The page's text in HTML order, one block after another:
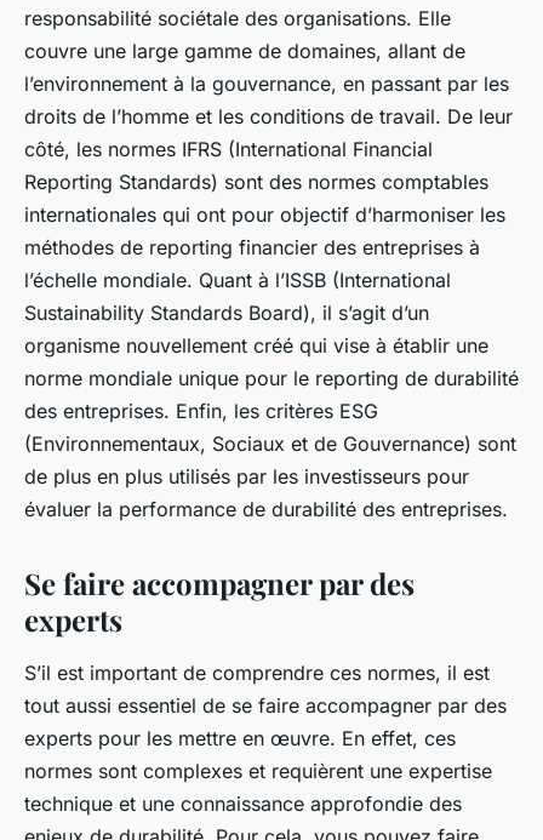
responsabilité sociétale des organisations. Elle
couvre une large gamme de domaines, allant de
l’environnement à la gouvernance, en passant par les
droits de l’homme et les conditions de travail. De leur
côté, les normes IFRS (International Financial
Reporting Standards) sont des normes comptables
internationales qui ont pour objectif d’harmoniser les
méthodes de reporting financier des entreprises à
l’échelle mondiale. Quant à l’ISSB (International
Sustainability Standards Board), il s’agit d’un
organisme nouvellement créé qui vise à établir une
norme mondiale unique pour le reporting de durabilité
des entreprises. Enfin, les critères ESG
(Environnementaux, Sociaux et de Gouvernance) sont
de plus en plus utilisés par les investisseurs pour
évaluer la performance de durabilité des entreprises.
Se faire accompagner par des
experts
S’il est important de comprendre ces normes, il est
tout aussi essentiel de se faire accompagner par des
experts pour les mettre en œuvre. En effet, ces
normes sont complexes et requièrent une expertise
technique et une connaissance approfondie des